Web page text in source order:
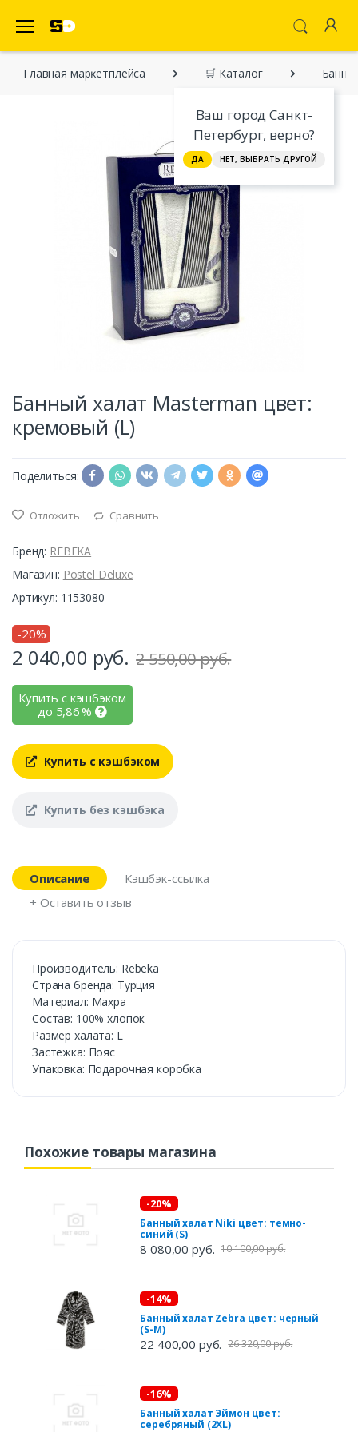
Ваш город Санкт-
Петербург, верно?
ДА НЕТ, ВЫБРАТЬ ДРУГОЙ
Главная марĸетплейса 🛒 Каталог
Банный халат Masterman цвет:
кремовый (L)
Поделиться:
Отложить Сравнить
Бренд: REBEKA
Магазин: Postel Deluxe
Артикул: 1153080
-20%
2 040,00 руб. 2 550,00 руб.
Купить с кэшбэком
до 5,86%
Купить с кэшбэком
Купить без кэшбэка
Описание
Кэшбэк-ссылка
+ Оставить отзыв
Производитель: Rebeka
Страна бренда: Турция
Материал: Махра
Состав: 100% хлопок
Размер халата: L
Застежка: Пояс
Упаковка: Подарочная коробка
Похожие товары магазина
-20%
Банный халат Niki цвет: темно-
синий (S)
8 080,00 руб. 10 100,00 руб.
-14%
Банный халат Zebra цвет: черный
(S-M)
22 400,00 руб. 26 320,00 руб.
-16%
Банный халат Эймон цвет:
серебряный (2XL)